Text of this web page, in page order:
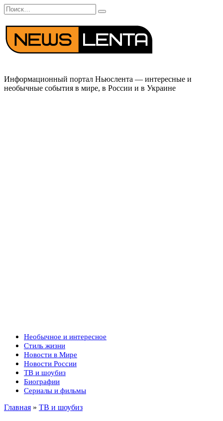
Перейти
к
содержанию
Search
for:
Информационный портал Ньюслента — интересные и
необычные события в мире, в России и в Украине
Необычное и интересное
Стиль жизни
Новости в Мире
Новости России
ТВ и шоубиз
Биографии
Сериалы и фильмы
Главная » ТВ и шоубиз